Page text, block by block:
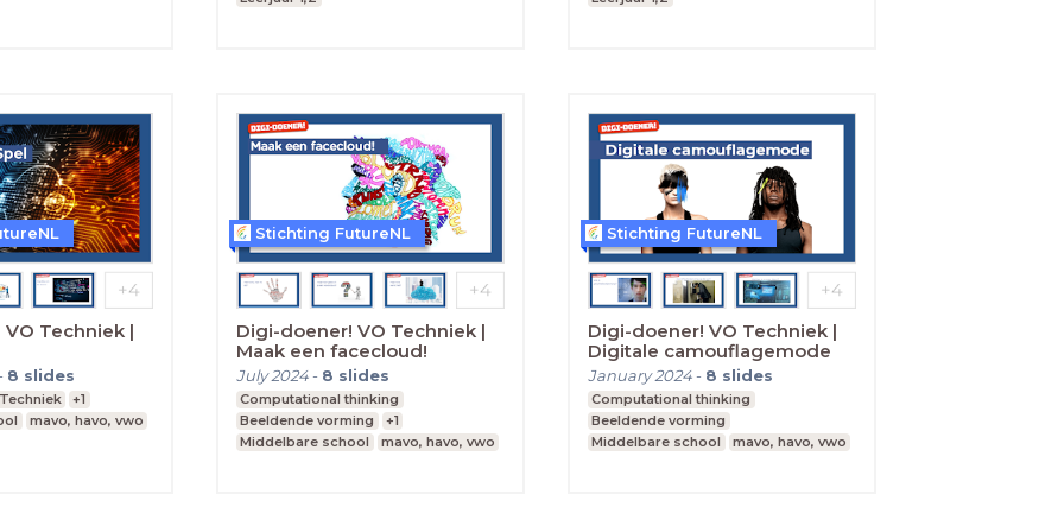
Techniek |
8 slides
+1
mavo, havo, vwo
Digi-doener! VO Techniek |
Maak een facecloud!
July 2024- 8 slides
Computational thinking
Beeldende vorming
+1
Middelbare school
mavo, havo, vwo
Stichting FutureNL
Digi-doener! VO Techniek |
Digitale camouflagemode
January 2024- 8 slides
Computational thinking
Beeldende vorming
Middelbare school
mavo, havo, vwo
Stichting FutureNL